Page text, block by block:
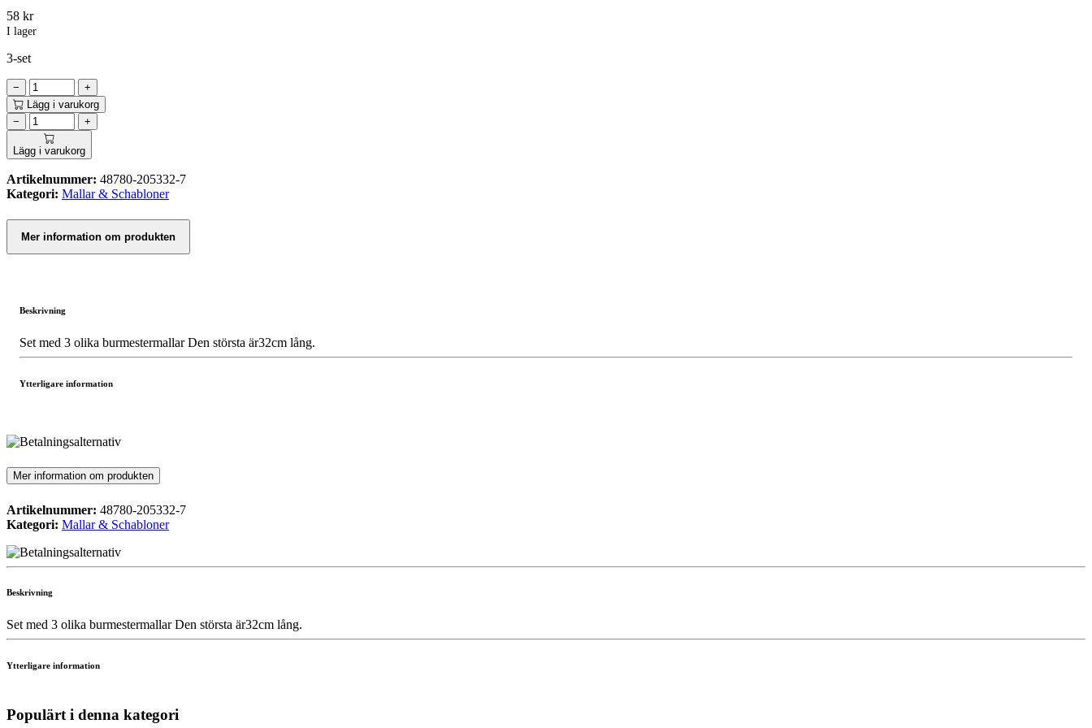
58 kr
I lager
3-set
−
+
Lägg i varukorg
−
+
Lägg i varukorg
Artikelnummer: 48780-205332-7
Kategori: Mallar & Schabloner
Mer information om produkten
Beskrivning
Set med 3 olika burmestermallar Den största är32cm lång.
Ytterligare information
Mer information om produkten
Artikelnummer: 48780-205332-7
Kategori: Mallar & Schabloner
Beskrivning
Set med 3 olika burmestermallar Den största är32cm lång.
Ytterligare information
Populärt i denna kategori